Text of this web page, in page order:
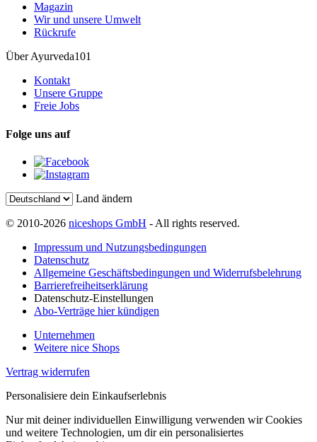
Magazin
Wir und unsere Umwelt
Rückrufe
Über Ayurveda101
Kontakt
Unsere Gruppe
Freie Jobs
Folge uns auf
Land ändern
© 2010-2026 niceshops GmbH - All rights reserved.
Impressum und Nutzungsbedingungen
Datenschutz
Allgemeine Geschäftsbedingungen und Widerrufsbelehrung
Barrierefreiheitserklärung
Datenschutz-Einstellungen
Abo-Verträge hier kündigen
Unternehmen
Weitere nice Shops
Vertrag widerrufen
Personalisiere dein Einkaufserlebnis
Nur mit deiner individuellen Einwilligung verwenden wir Cookies
und weitere Technologien, um dir ein personalisiertes